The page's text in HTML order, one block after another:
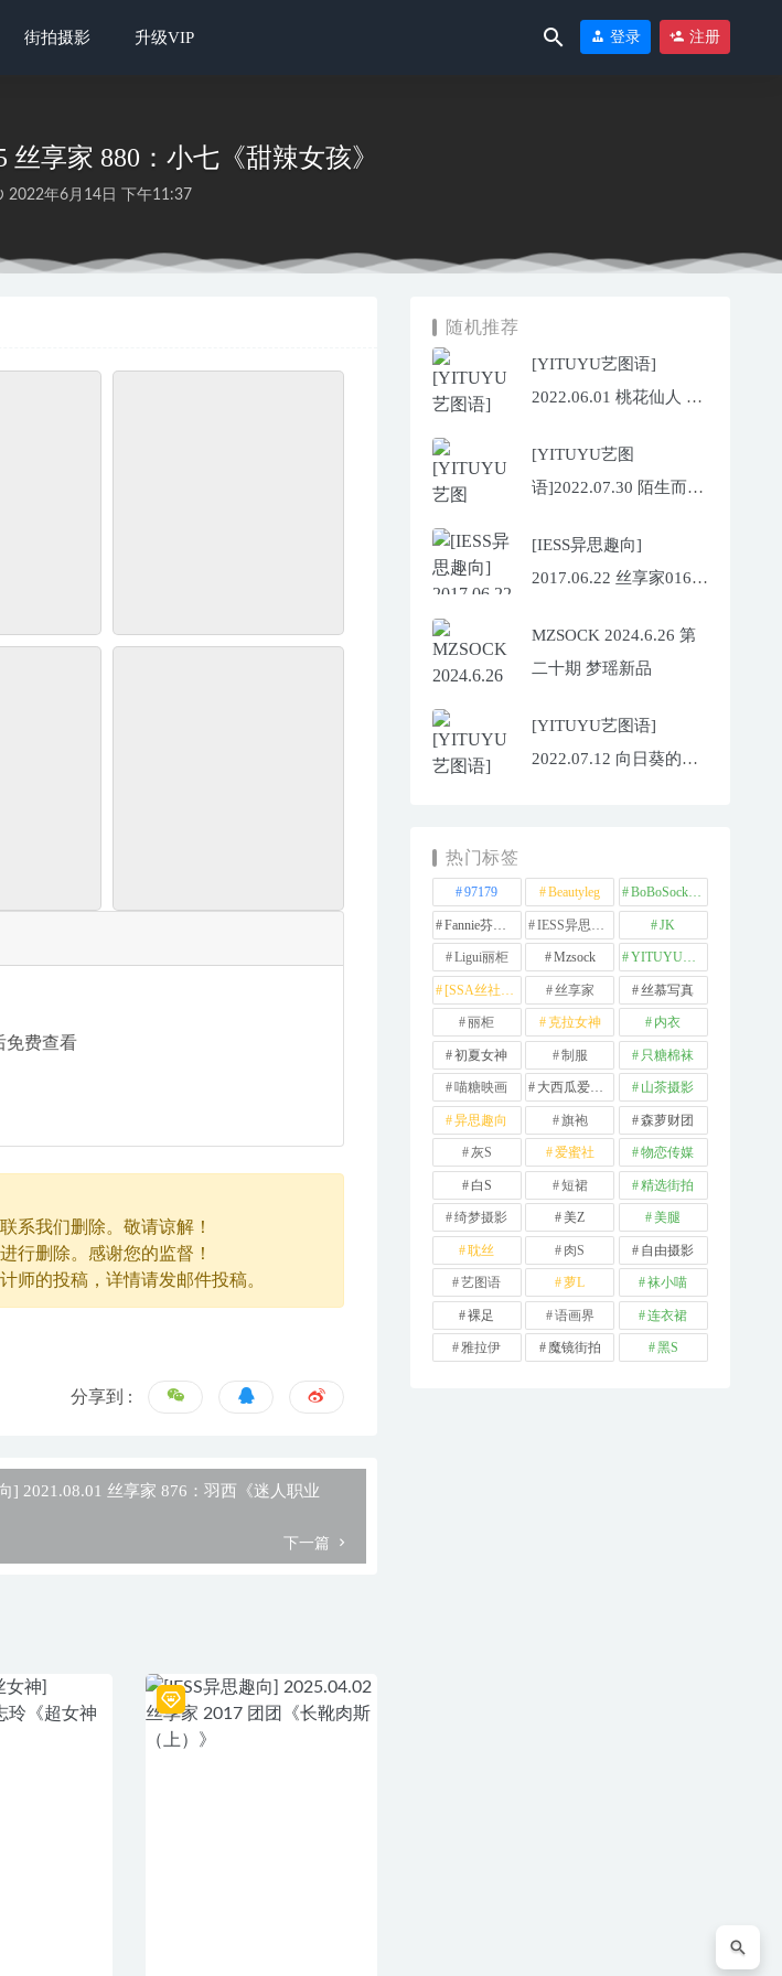
街拍摄影 升级VIP 登录 注册
丝享家 880：小七《甜辣女孩》
2022年6月14日 下午11:37
免费查看
系我们删除。敬请谅解！
行删除。感谢您的监督！
师的投稿，详情请发邮件投稿。
分享到 :
] 2021.08.01 丝享家 876：羽西《迷人职业
下一篇
随机推荐
[YITUYU艺图语]
2022.06.01 桃花仙人 李
[YITUYU艺图
语]2022.07.30 陌生而熟
[IESS异思趣向]
2017.06.22 丝享家016：
君
MZSOCK 2024.6.26 第
二十期 梦瑶新品
[YITUYU艺图语]
2022.07.12 向日葵的夏
热门标签
97179 Beautyleg BoBoSocks袜啵啵
Fannie芬妮每足 IESS异思趣向 JK
Ligui丽柜 Mzsock YITUYU艺图语
[SSA丝社] 超清版 丝享家 丝慕写真
丽柜 克拉女神 内衣
初夏女神 制服 只糖棉袜
喵糖映画 大西瓜爱牙膏 山茶摄影
异思趣向 旗袍 森萝财团
灰S 爱蜜社 物恋传媒
白S 短裙 精选街拍
绮梦摄影 美Z 美腿
耽丝 肉S 自由摄影
艺图语 萝L 袜小喵
裸足 语画界 连衣裙
雅拉伊 魔镜街拍 黑S
小仙女 欣怡 2023-08-20